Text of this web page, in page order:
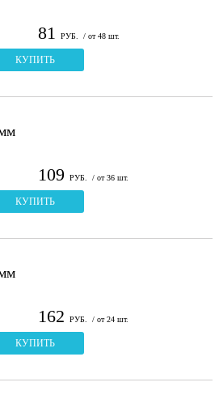
81 РУБ. / от 48 шт.
КУПИТЬ
109 РУБ. / от 36 шт.
КУПИТЬ
162 РУБ. / от 24 шт.
КУПИТЬ